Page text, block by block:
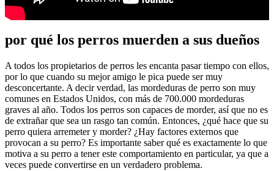
por qué los perros muerden a sus dueños
A todos los propietarios de perros les encanta pasar tiempo con ellos,
por lo que cuando su mejor amigo le pica puede ser muy
desconcertante. A decir verdad, las mordeduras de perro son muy
comunes en Estados Unidos, con más de 700.000 mordeduras
graves al año. Todos los perros son capaces de morder, así que no es
de extrañar que sea un rasgo tan común. Entonces, ¿qué hace que su
perro quiera arremeter y morder? ¿Hay factores externos que
provocan a su perro? Es importante saber qué es exactamente lo que
motiva a su perro a tener este comportamiento en particular, ya que a
veces puede convertirse en un verdadero problema.